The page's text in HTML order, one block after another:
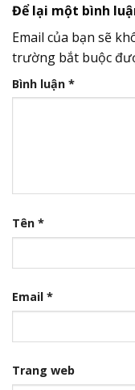
Để lại một bình
Email của bạn sẽ
trường bắt buộc
Bình luận *
Tên *
Email *
Trang web